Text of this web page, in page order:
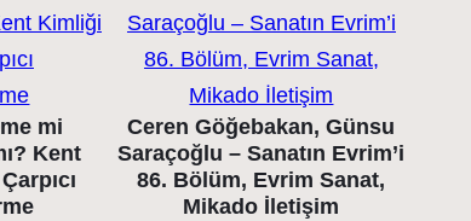
mi
Kent
Ceren Göğebakan, Günsu
Saraçoğlu – Sanatın Evrim’i
86. Bölüm, Evrim Sanat,
Mikado İletişim